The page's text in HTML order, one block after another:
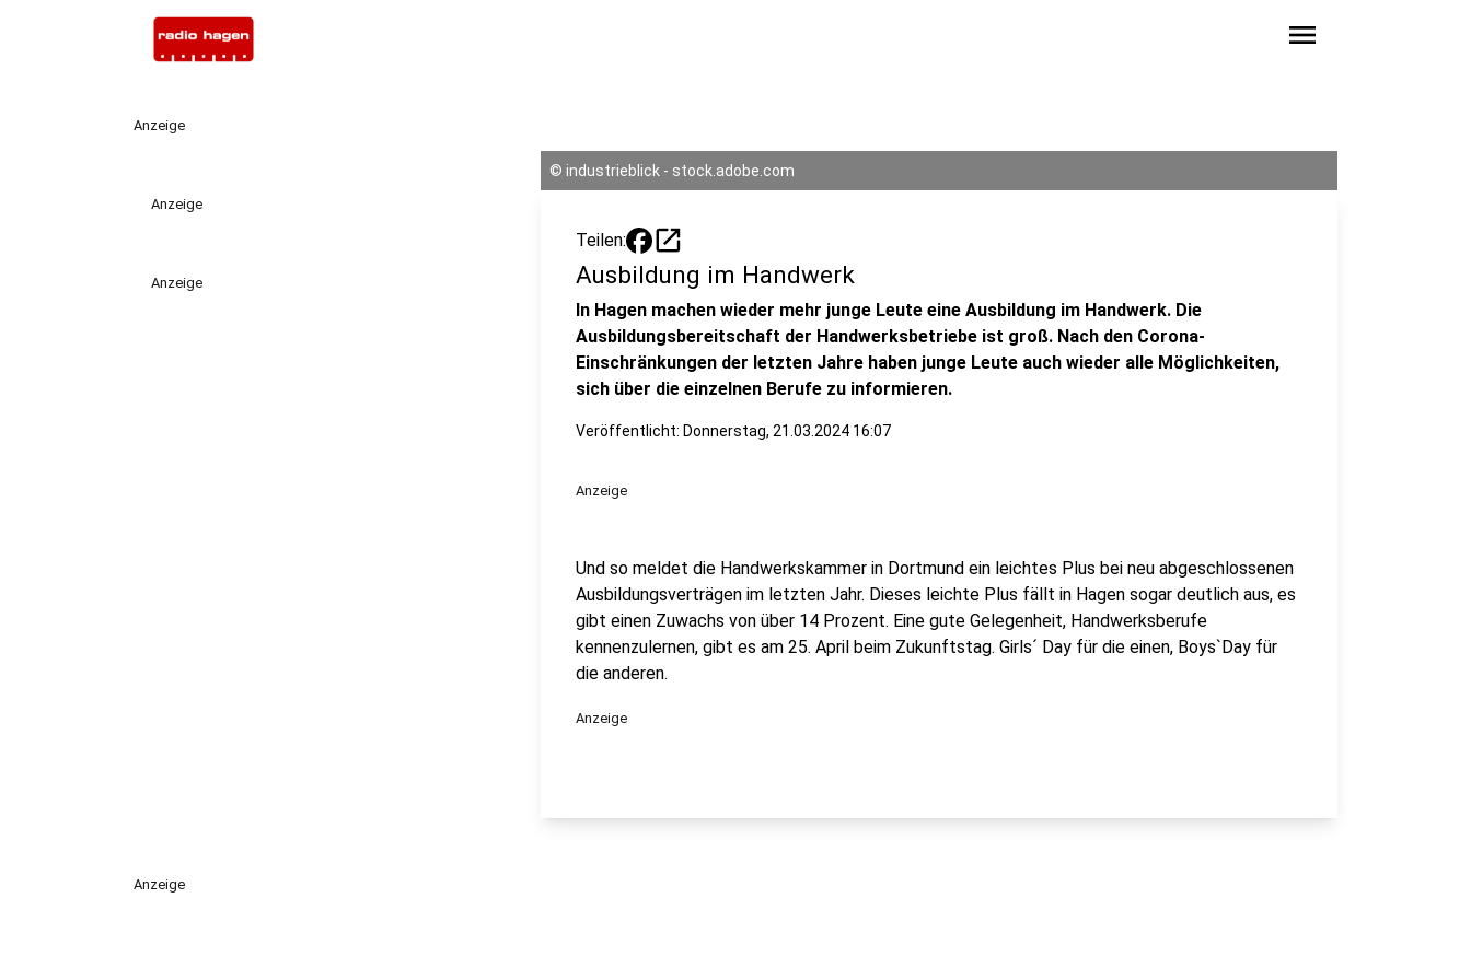
menu
Anzeige
Anzeige
Anzeige
© industrieblick - stock.adobe.com
Teilen: open_in_new
Ausbildung im Handwerk
In Hagen machen wieder mehr junge Leute eine Ausbildung im Handwerk. Die
Ausbildungsbereitschaft der Handwerksbetriebe ist groß. Nach den Corona-
Einschränkungen der letzten Jahre haben junge Leute auch wieder alle Möglichkeiten,
sich über die einzelnen Berufe zu informieren.
Veröffentlicht: Donnerstag, 21.03.2024 16:07
Anzeige
Und so meldet die Handwerkskammer in Dortmund ein leichtes Plus bei neu abgeschlossenen
Ausbildungsverträgen im letzten Jahr. Dieses leichte Plus fällt in Hagen sogar deutlich aus, es
gibt einen Zuwachs von über 14 Prozent. Eine gute Gelegenheit, Handwerksberufe
kennenzulernen, gibt es am 25. April beim Zukunftstag. Girls´ Day für die einen, Boys`Day für
die anderen.
Anzeige
Anzeige